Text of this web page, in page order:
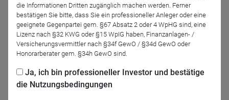
Frank Müller
die Informationen Dritten zugänglich machen werden. Ferner
bestätigen Sie bitte, dass Sie ein professioneller Anleger oder eine
geeignete Gegenpartei gem. §67 Absatz 2 oder 4 WpHG sind, eine
Lizenz nach §32 KWG oder §15 WpIG haben, Finanzanlagen- /
Versicherungsvermittler nach §34f GewO / §34d GewO oder
Honorarberater gem. §34h GewO sind.
Ja, ich bin professioneller Investor und bestätige
die Nutzungsbedingungen